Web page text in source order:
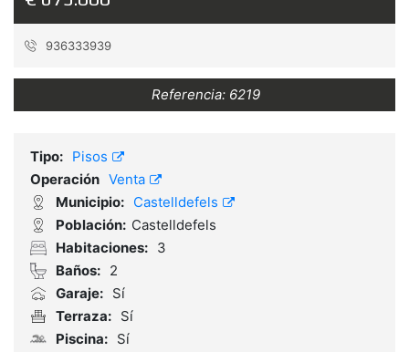
936333939
Referencia: 6219
Tipo: Pisos
Operación Venta
Municipio: Castelldefels
Población: Castelldefels
Habitaciones: 3
Baños: 2
Garaje: Sí
Terraza: Sí
Piscina: Sí